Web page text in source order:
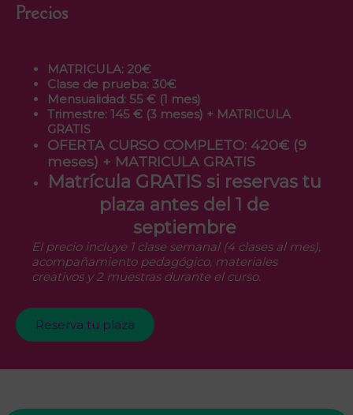
Precios
MATRICULA: 20€
Clase de prueba: 30€
Mensualidad: 55 € (1 mes)
Trimestre: 145 € (3 meses) + MATRICULA
GRATIS
OFERTA CURSO COMPLETO: 420€ (9
meses) + MATRICULA GRATIS
Matrícula GRATIS si reservas tu
plaza antes del 1 de
septiembre
El precio incluye 1 clase semanal (4 clases al mes),
acompañamiento pedagógico, materiales
creativos y 2 muestras durante el curso.
Reserva tu plaza